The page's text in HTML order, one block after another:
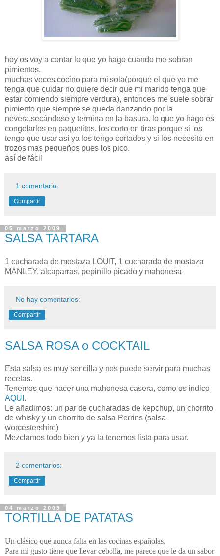
hoy os voy a contar lo que yo hago cuando me sobran
pimientos.
muchas veces,cocino para mi sola(porque el que yo me
tenga que cuidar no quiere decir que mi marido tenga que
estar comiendo siempre verdura), entonces me suele sobrar
pimiento que siempre se queda danzando por la
nevera,secándose y termina en la basura. lo que yo hago es
congelarlos en paquetitos. los corto en tiras porque si los
tengo que usar así ya los tengo cortados y si los necesito en
trozos mas pequeños pues los pico.
así de fácil
1 comentario:
Compartir
05 marzo 2009
SALSA TARTARA
1 cucharada de mostaza LOUIT, 1 cucharada de mostaza
MANLEY, alcaparras, pepinillo picado y mahonesa
No hay comentarios:
Compartir
SALSA ROSA o COCKTAIL
Esta salsa es muy sencilla y nos puede servir para muchas
recetas.
Tenemos que hacer una mahonesa casera, como os indico
AQUI .
Le añadimos: un par de cucharadas de kepchup, un chorrito
de whisky y un chorrito de salsa Perrins (salsa
worcestershire)
Mezclamos todo bien y ya la tenemos lista para usar.
2 comentarios:
Compartir
04 marzo 2009
TORTILLA DE PATATAS
Un clásico que nunca falta en las cocinas españolas.
Para mi gusto tiene que llevar cebolla, me parece que le da un sabor